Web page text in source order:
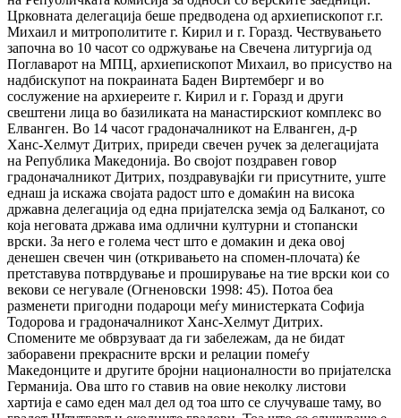
Црковната делегација беше предводена од архиепископот г.г.
Михаил и митрополитите г. Кирил и г. Горазд. Чествувањето
започна во 10 часот со одржување на Свечена литургија од
Поглаварот на МПЦ, архиепископот Михаил, во присуство на
надбискупот на покраината Баден Виртемберг и во
сослужение на архиереите г. Кирил и г. Горазд и други
свештени лица во базиликата на манастирскиот комплекс во
Елванген. Во 14 часот градоначалникот на Елванген, д-р
Ханс-Хелмут Дитрих, приреди свечен ручек за делегацијата
на Република Македонија. Во својот поздравен говор
градоначалникот Дитрих, поздравувајќи ги присутните, уште
еднаш ја искажа својата радост што е домаќин на висока
државна делегација од една пријателска земја од Балканот, со
која неговата држава има одлични културни и стопански
врски. За него е голема чест што е домакин и дека овој
денешен свечен чин (откривањето на спомен-плочата) ќе
претставува потврдување и проширување на тие врски кои со
векови се негувале (Огненовски 1998: 45). Потоа беа
разменети пригодни подароци меѓу министерката Софија
Тодорова и градоначалникот Ханс-Хелмут Дитрих.
Спомените ме обврзуваат да ги забележам, да не бидат
заборавени прекрасните врски и релации помеѓу
Македонците и другите бројни националности во пријателска
Германија. Ова што го ставив на овие неколку листови
хартија е само еден мал дел од тоа што се случуваше таму, во